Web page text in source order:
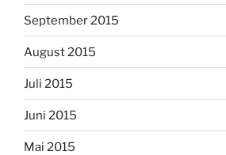
September 2015
August 2015
Juli 2015
Juni 2015
Mai 2015